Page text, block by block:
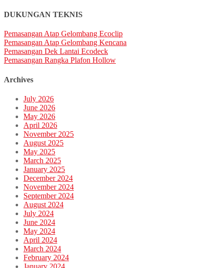
DUKUNGAN TEKNIS
Pemasangan Atap Gelombang Ecoclip
Pemasangan Atap Gelombang Kencana
Pemasangan Dek Lantai Ecodeck
Pemasangan Rangka Plafon Hollow
Archives
July 2026
June 2026
May 2026
April 2026
November 2025
August 2025
May 2025
March 2025
January 2025
December 2024
November 2024
September 2024
August 2024
July 2024
June 2024
May 2024
April 2024
March 2024
February 2024
January 2024